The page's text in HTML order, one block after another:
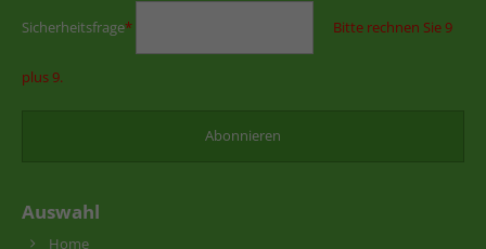
Sicherheitsfrage* Bitte rechnen Sie 9
plus 9.
Auswahl
Home